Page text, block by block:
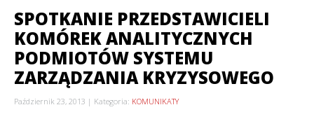
SPOTKANIE PRZEDSTAWICIELI
KOMÓREK ANALITYCZNYCH
PODMIOTÓW SYSTEMU
ZARZĄDZANIA KRYZYSOWEGO
Październik 23, 2013 Kategoria: KOMUNIKATY